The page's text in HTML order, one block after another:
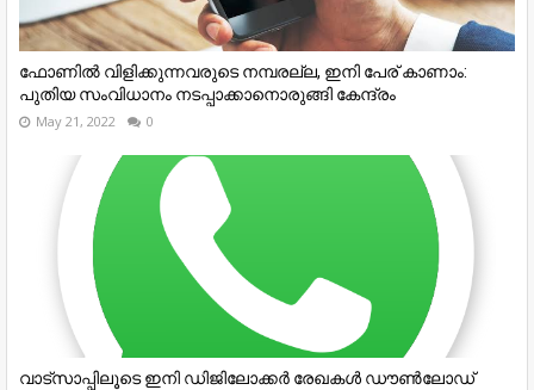
ഫോണിൽ വിളിക്കുന്നവരുടെ നമ്പരല്ല, ഇനി പേര് കാണാം:
പുതിയ സംവിധാനം നടപ്പാക്കാനൊരുങ്ങി കേന്ദ്രം
May 21, 2022 0
വാട്സാപ്പിലൂടെ ഇനി ഡിജിലോക്കർ രേഖകൾ ഡൗൺലോഡ്